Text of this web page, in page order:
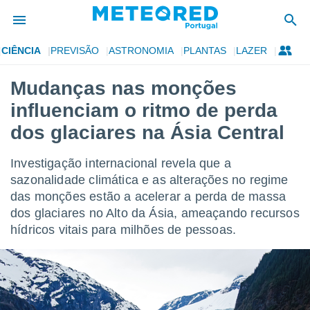
da
foi
para
fornecidas
a este
das
forma
digital
CIÊNCIA PREVISÃO ASTRONOMIA PLANTAS LAZER
Mudanças nas monções
influenciam o ritmo de perda
dos glaciares na Ásia Central
Investigação internacional revela que a
sazonalidade climática e as alterações no regime
das monções estão a acelerar a perda de massa
dos glaciares no Alto da Ásia, ameaçando recursos
hídricos vitais para milhões de pessoas.